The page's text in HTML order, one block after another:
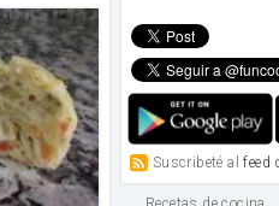
el
apartado
te has
cantidad
poner.
Rosa en6
con
Para una
Suscribeté alfeed